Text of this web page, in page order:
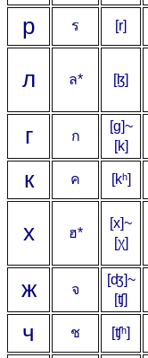
р ร [r]
л ล* [ɮ]
г ก
[g]~
[k]
к ค [kʰ]
х ฮ*
[x]~
[χ]
ж จ
[ʤ]~
[ʧ]
ч ช [ʧʰ]